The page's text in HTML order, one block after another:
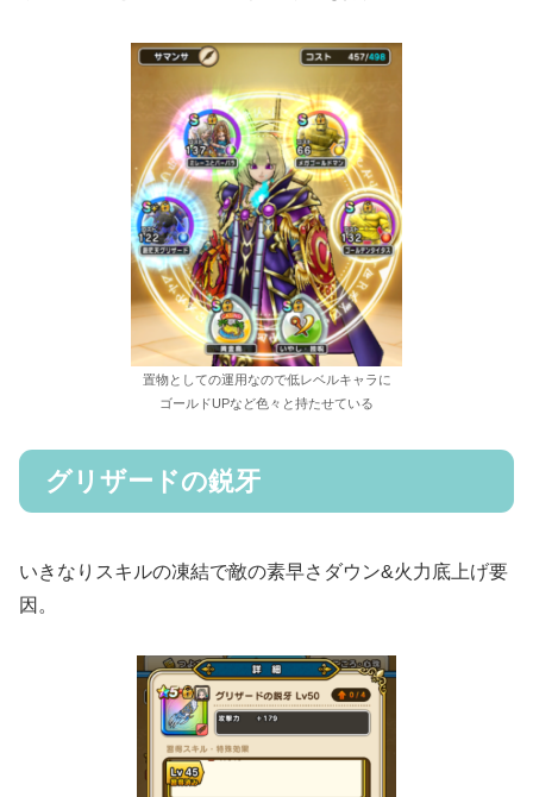
置物としての運用なので低レベルキャラに
ゴールドUPなど色々と持たせている
グリザードの鋭牙
いきなりスキルの凍結で敵の素早さダウン&火力底上げ要
因。